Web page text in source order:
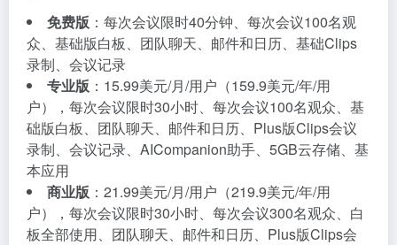
免费版 ：每次会议限时40分钟、每次会议100名观
众、基础版白板、团队聊天、邮件和日历、基础Clips
录制、会议记录
专业版 ：15.99美元/月/用户（159.9美元/年/用
户），每次会议限时30小时、每次会议100名观众、基
础版白板、团队聊天、邮件和日历、Plus版Clips会议
录制、会议记录、AICompanion助手、5GB云存储、基
本应用
商业版 ：21.99美元/月/用户（219.9美元/年/用
户），每次会议限时30小时、每次会议300名观众、白
板全部使用、团队聊天、邮件和日历、Plus版Clips会